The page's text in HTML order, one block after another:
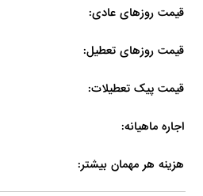
قیمت روزهای عادی:
قیمت روزهای تعطیل:
قیمت پیک تعطیلات:
اجاره ماهیانه:
هزینه هر مهمان بیشتر: